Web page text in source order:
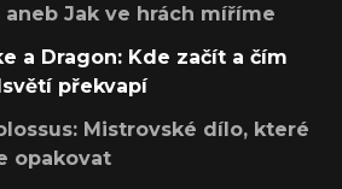
Jak ve hrách míříme
a Dragon: Kde začít a čím
překvapí
Mistrovské dílo, které
opakovat